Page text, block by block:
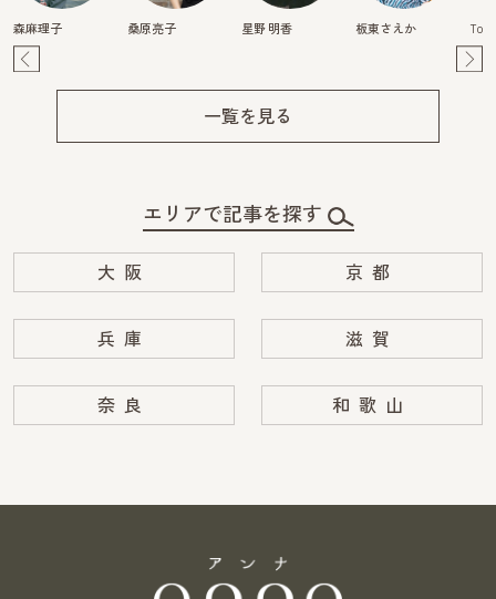
森麻理子 桑原亮子 星野 明香 板東さえか
一覧を見る
エリアで記事を探す
大阪 京都
兵庫 滋賀
奈良 和歌山